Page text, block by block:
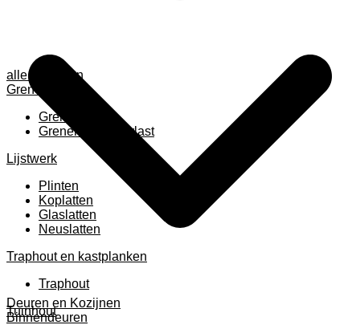
alle anzeigen
Grenen
Grenen B ruw
Grenen gevingerlast
Lijstwerk
Plinten
Koplatten
Glaslatten
Neuslatten
Traphout en kastplanken
Traphout
Tuinhout
Deuren en Kozijnen
Binnendeuren